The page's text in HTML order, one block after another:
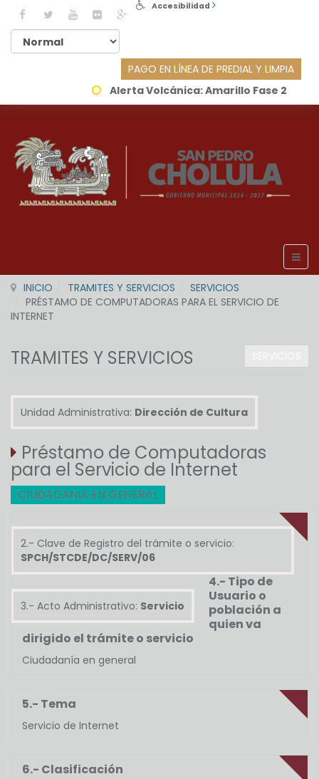
Accesibilidad
PAGO EN LÍNEA DE PREDIAL Y LIMPIA
Alerta Volcánica:Amarillo Fase 2
INICIO TRAMITES Y SERVICIOS
SERVICIOS
PRÉSTAMO DE COMPUTADORAS PARA EL SERVICIO DE
INTERNET
TRAMITES Y SERVICIOS
Unidad Administrativa: Dirección de Cultura
Préstamo de Computadoras
para el Servicio de Internet
CIUDADANIA EN GENERAL
2.- Clave de Registro del trámite o servicio:
SPCH/STCDE/DC/SERV/06
3.- Acto Administrativo: Servicio
4.- Tipo de
Usuario o
población a
quien va
dirigido el trámite o servicio
Ciudadanía en general
5.- Tema
Servicio de Internet
6.- Clasificación